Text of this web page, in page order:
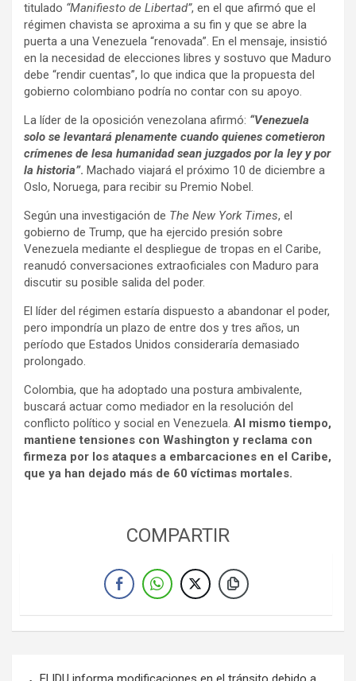
titulado “Manifiesto de Libertad”, en el que afirmó que el
régimen chavista se aproxima a su fin y que se abre la
puerta a una Venezuela “renovada”. En el mensaje, insistió
en la necesidad de elecciones libres y sostuvo que Maduro
debe “rendir cuentas”, lo que indica que la propuesta del
gobierno colombiano podría no contar con su apoyo.
La líder de la oposición venezolana afirmó: “Venezuela
solo se levantará plenamente cuando quienes cometieron
crímenes de lesa humanidad sean juzgados por la ley y por
la historia”. Machado viajará el próximo 10 de diciembre a
Oslo, Noruega, para recibir su Premio Nobel.
Según una investigación de The New York Times, el
gobierno de Trump, que ha ejercido presión sobre
Venezuela mediante el despliegue de tropas en el Caribe,
reanudó conversaciones extraoficiales con Maduro para
discutir su posible salida del poder.
El líder del régimen estaría dispuesto a abandonar el poder,
pero impondría un plazo de entre dos y tres años, un
período que Estados Unidos consideraría demasiado
prolongado.
Colombia, que ha adoptado una postura ambivalente,
buscará actuar como mediador en la resolución del
conflicto político y social en Venezuela. Al mismo tiempo,
mantiene tensiones con Washington y reclama con
firmeza por los ataques a embarcaciones en el Caribe,
que ya han dejado más de 60 víctimas mortales.
COMPARTIR